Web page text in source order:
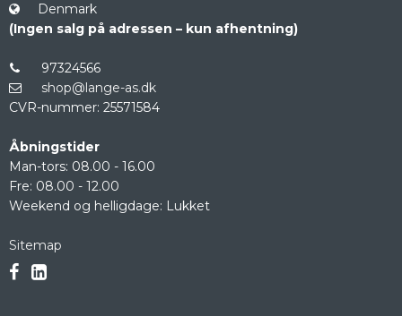
Denmark
(Ingen salg på adressen – kun afhentning)
97324566
shop@lange-as.dk
CVR-nummer: 25571584
Åbningstider
Man-tors: 08.00 - 16.00
Fre: 08.00 - 12.00
Weekend og helligdage: Lukket
Sitemap